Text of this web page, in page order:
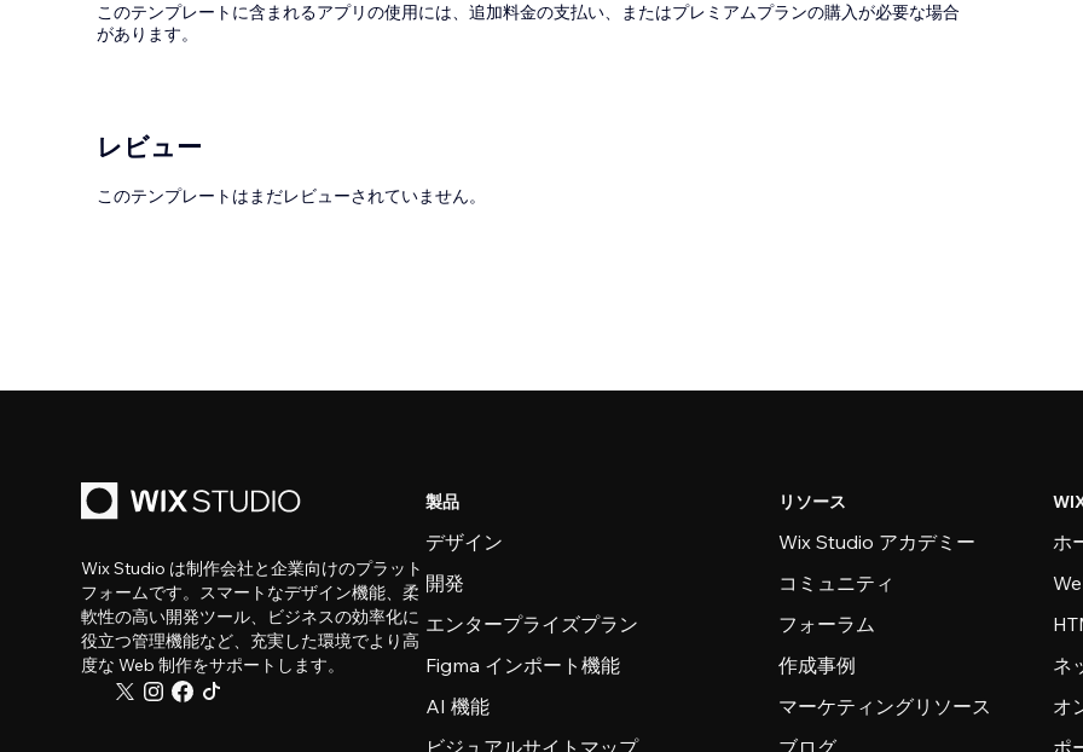
このテンプレートに含まれるアプリの使用には、追加料金の支払い、またはプレミアムプランの購入が必要な場合
があります。
レビュー
このテンプレートはまだレビューされていません。
Wix Studio は制作会社と企業向けのプラット
フォームです。スマートなデザイン機能、柔
軟性の高い開発ツール、ビジネスの効率化に
役立つ管理機能など、充実した環境でより高
度な Web 制作をサポートします。
製品
デザイン
開発
エンタープライズプラン
Figma インポート機能
AI 機能
ビジュアルサイトマップ
リソース
Wix Studio アカデミー
コミュニティ
フォーラム
作成事例
マーケティングリソース
ブログ
ホ
ネ
オ
ポ